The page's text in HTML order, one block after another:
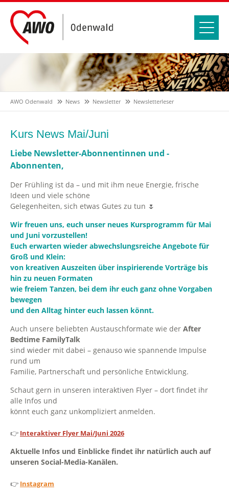
AWO Odenwald News Newsletter Newsletterleser
Kurs News Mai/Juni
Liebe Newsletter-Abonnentinnen und -
Abonnenten,
Der Frühling ist da – und mit ihm neue Energie, frische
Ideen und viele schöne
Gelegenheiten, sich etwas Gutes zu tun 🌷
Wir freuen uns, euch unser neues Kursprogramm für Mai
und Juni vorzustellen!
Euch erwarten wieder abwechslungsreiche Angebote für
Groß und Klein:
von kreativen Auszeiten über inspirierende Vorträge bis
hin zu neuen Formaten
wie freiem Tanzen, bei dem ihr euch ganz ohne Vorgaben
bewegen
und den Alltag hinter euch lassen könnt.
Auch unsere beliebten Austauschformate wie der After
Bedtime FamilyTalk
sind wieder mit dabei – genauso wie spannende Impulse
rund um
Familie, Partnerschaft und persönliche Entwicklung.
Schaut gern in unseren interaktiven Flyer – dort findet ihr
alle Infos und
könnt euch ganz unkompliziert anmelden.
👉 Interaktiver Flyer Mai/Juni 2026
Aktuelle Infos und Einblicke findet ihr natürlich auch auf
unseren Social-Media-Kanälen.
👉 Instagram